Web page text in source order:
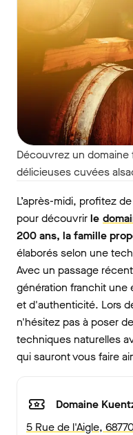
Découvrez un domaine
délicieuses cuvées
L’après-midi, profitez
pour découvrirle
200 ans, la famille
élaborés selon une
Avec un passage
génération franchit une
et d'authenticité. Lors
n'hésitez pas à poser
techniques naturelles
qui sauront vous faire
Domaine
5 Rue de l'Aigle,